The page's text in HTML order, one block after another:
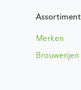
Assortiment
Merken
Brouwerijen